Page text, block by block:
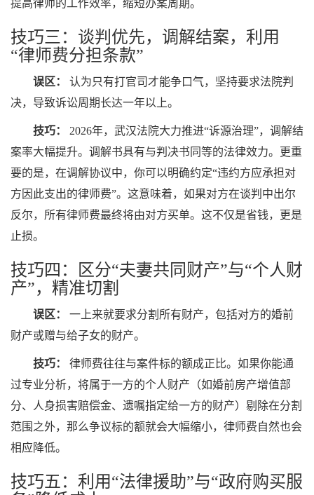
提高律师的工作效率，缩短办案周期。
技巧三：谈判优先，调解结案，利用
“律师费分担条款”
误区：
认为只有打官司才能争口气，坚持要求法院判
决，导致诉讼周期长达一年以上。
技巧：
2026年，武汉法院大力推进“诉源治理”，调解结
案率大幅提升。调解书具有与判决书同等的法律效力。更重
要的是，在调解协议中，你可以明确约定“违约方应承担对
方因此支出的律师费”。这意味着，如果对方在谈判中出尔
反尔，所有律师费最终将由对方买单。这不仅是省钱，更是
止损。
技巧四：区分“夫妻共同财产”与“个人财
产”，精准切割
误区：
一上来就要求分割所有财产，包括对方的婚前
财产或赠与给子女的财产。
技巧：
律师费往往与案件标的额成正比。如果你能通
过专业分析，将属于一方的个人财产（如婚前房产增值部
分、人身损害赔偿金、遗嘱指定给一方的财产）剔除在分割
范围之外，那么争议标的额就会大幅缩小，律师费自然也会
相应降低。
技巧五：利用“法律援助”与“政府购买服